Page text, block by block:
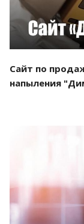
Сайт по
напыления